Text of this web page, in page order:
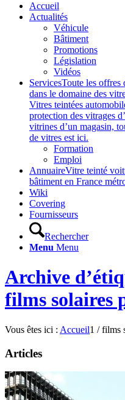
Accueil
Actualités
Véhicule
Bâtiment
Promotions
Législation
Vidéos
ServicesToute les offres
dans le domaine des
Vitres teintées
protection des vitrages
vitrines d’un magasin,
de vitres est ici.
Formation
Emploi
AnnuaireVitre teinté
bâtiment en France
Wiki
Covering
Fournisseurs
Rechercher
Menu Menu
Archive
films solaires
Vous êtes ici : Accueil1 / films
Articles